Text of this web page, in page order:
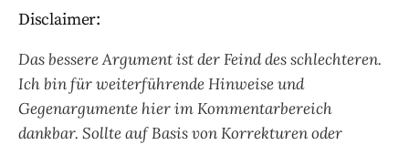
Disclaimer:
Das bessere Argument ist der Feind des schlechteren.
Ich bin für weiterführende Hinweise und
Gegenargumente hier im Kommentarbereich
dankbar. Sollte auf Basis von Korrekturen oder